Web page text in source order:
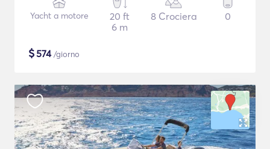
Yacht a motore
20 ft
6 m
8 Crociera 0
$574/giorno